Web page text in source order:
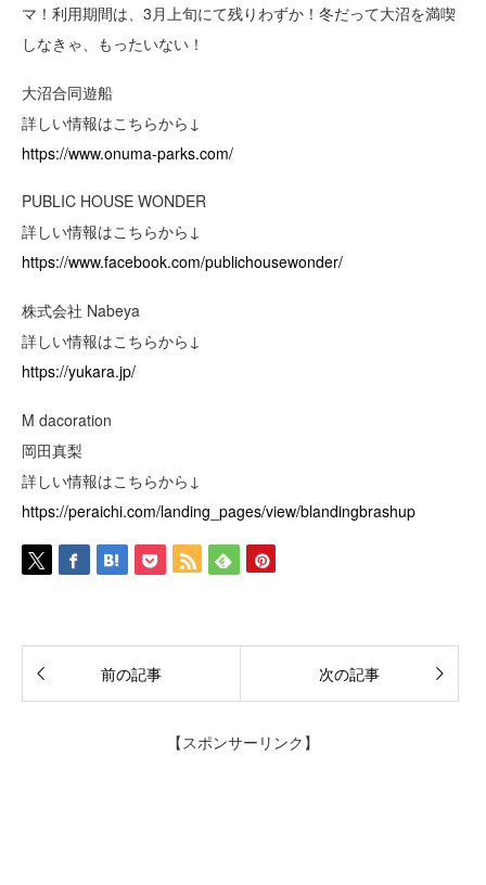
マ！利用期間は、3月上旬にて残りわずか！冬だって大沼を満喫
しなきゃ、もったいない！
大沼合同遊船
詳しい情報はこちらから↓
https://www.onuma-parks.com/
PUBLIC HOUSE WONDER
詳しい情報はこちらから↓
https://www.facebook.com/publichousewonder/
株式会社 Nabeya
詳しい情報はこちらから↓
https://yukara.jp/
M dacoration
岡田真梨
詳しい情報はこちらから↓
https://peraichi.com/landing_pages/view/blandingbrashup
前の記事 次の記事
【スポンサーリンク】